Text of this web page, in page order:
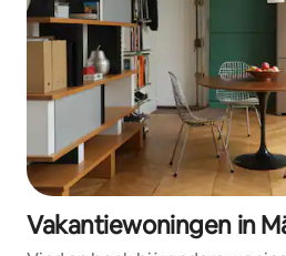
Vakantiewoningen in